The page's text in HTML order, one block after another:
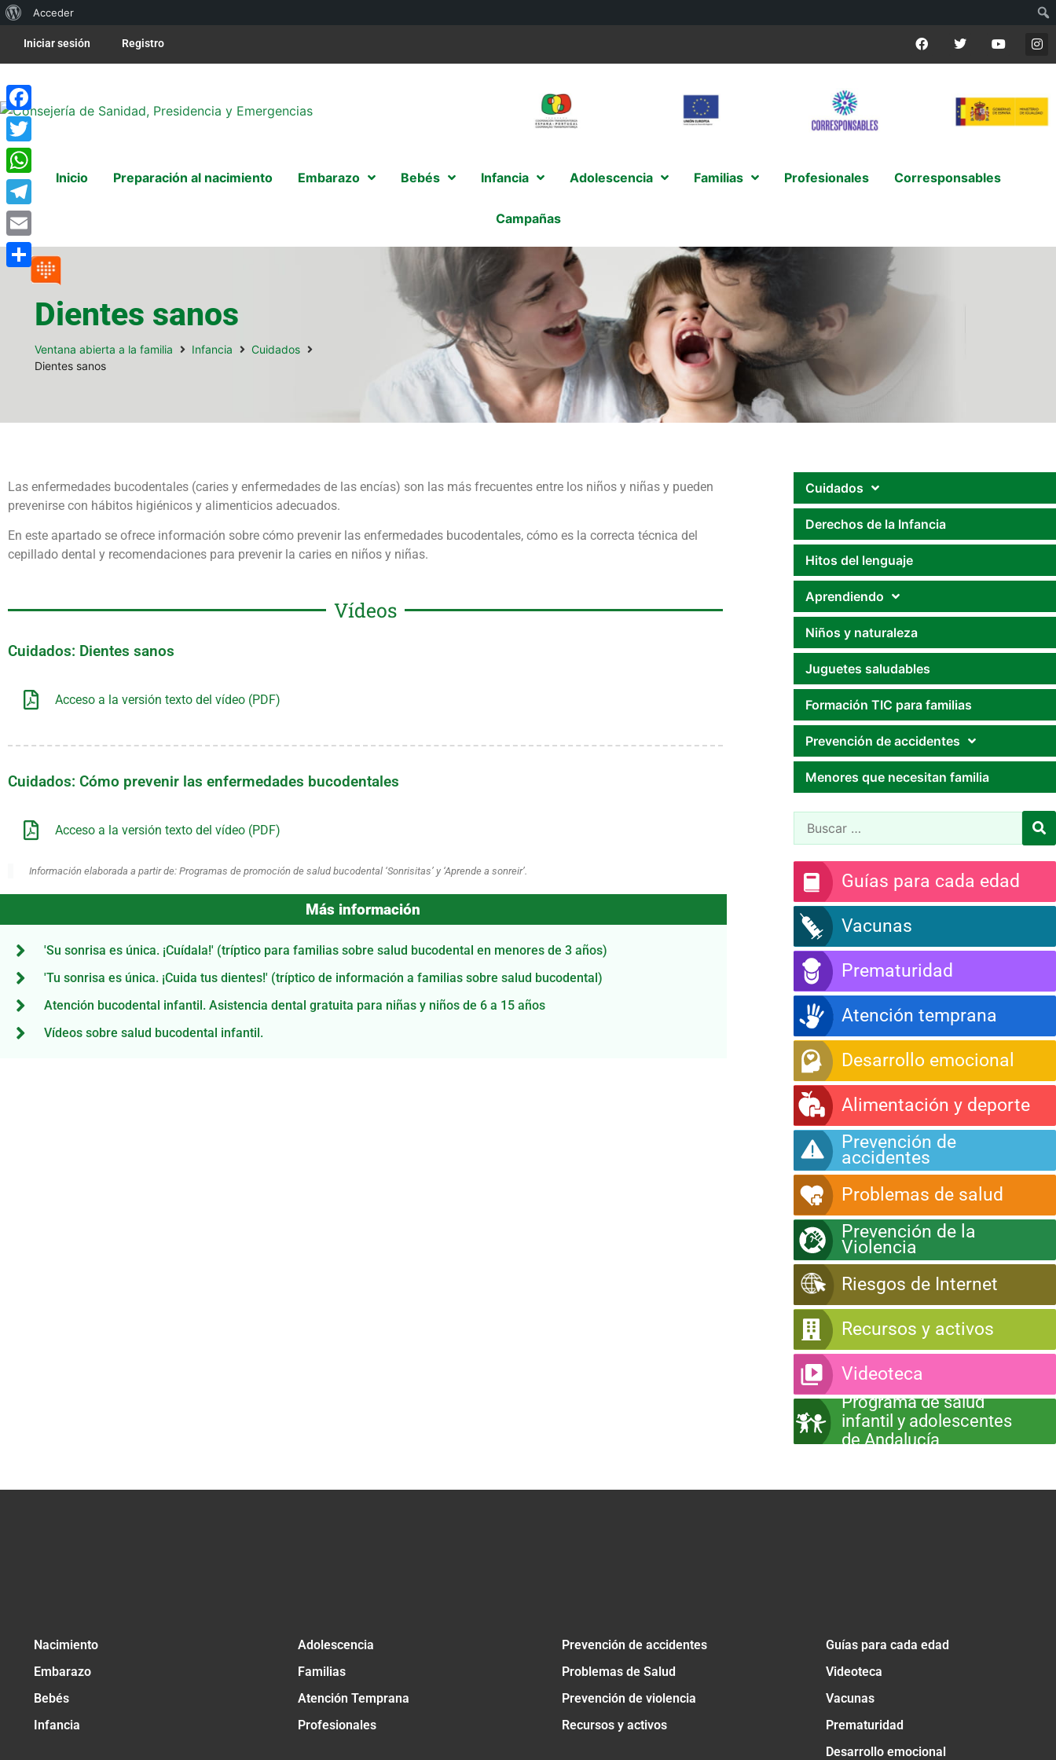
Acceder
Iniciar sesión Registro
Inicio Preparación al nacimiento Embarazo Bebés Infancia Adolescencia Familias Profesionales Corresponsables
Campañas
Dientes sanos
Ventana abierta a la familia Infancia
Cuidados
Dientes sanos
Las enfermedades bucodentales (caries y enfermedades de las encías) son las más frecuentes entre los niños y niñas y pueden
prevenirse con hábitos higiénicos y alimenticios adecuados.
En este apartado se ofrece información sobre cómo prevenir las enfermedades bucodentales, cómo es la correcta técnica del
cepillado dental y recomendaciones para prevenir la caries en niños y niñas.
Vídeos
Cuidados: Dientes sanos
Acceso a la versión texto del vídeo (PDF)
Cuidados: Cómo prevenir las enfermedades bucodentales
Acceso a la versión texto del vídeo (PDF)
Información elaborada a partir de: Programas de promoción de salud bucodental ‘Sonrisitas’ y ‘Aprende a sonreir’.
Más información
'Su sonrisa es única. ¡Cuídala!' (tríptico para familias sobre salud bucodental en menores de 3 años)
'Tu sonrisa es única. ¡Cuida tus dientes!' (tríptico de información a familias sobre salud bucodental)
Atención bucodental infantil. Asistencia dental gratuita para niñas y niños de 6 a 15 años
Vídeos sobre salud bucodental infantil.
Cuidados
Derechos de la Infancia
Hitos del lenguaje
Aprendiendo
Niños y naturaleza
Juguetes saludables
Formación TIC para familias
Prevención de accidentes
Menores que necesitan familia
Guías para cada edad
Vacunas
Prematuridad
Atención temprana
Desarrollo emocional
Alimentación y deporte
Prevención de
accidentes
Problemas de salud
Prevención de la
Violencia
Riesgos de Internet
Recursos y activos
Videoteca
Programa de salud
infantil y adolescentes
de Andalucía
Nacimiento
Embarazo
Bebés
Infancia
Adolescencia
Familias
Atención Temprana
Profesionales
Prevención de accidentes
Problemas de Salud
Prevención de violencia
Recursos y activos
Guías para cada edad
Videoteca
Vacunas
Prematuridad
Desarrollo emocional
Facebook
Twitter
WhatsApp
Telegram
Email
Compartir